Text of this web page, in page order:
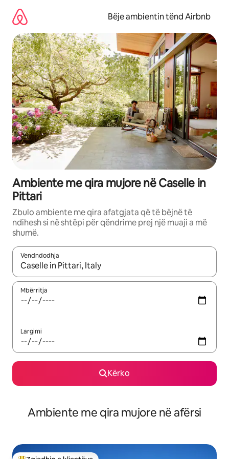
përmbajtja
Bëje ambientin tënd Airbnb
Ambiente me qira mujore në Caselle in
Pittari
Zbulo ambiente me qira afatgjata që të bëjnë të
ndihesh si në shtëpi për qëndrime prej një muaji a më
shumë.
Vendndodhja
Kur rezultatet të jenë të disponueshme, lëviz me butonat e
Mbërritja
Largimi
Kërko
Ambiente me qira mujore në afërsi